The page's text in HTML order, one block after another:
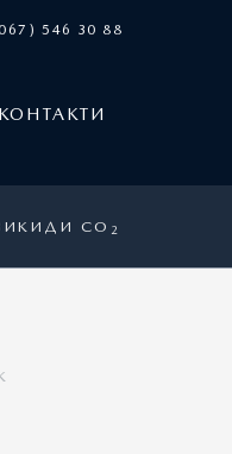
546 30 88
КОНТАКТИ
CO 2